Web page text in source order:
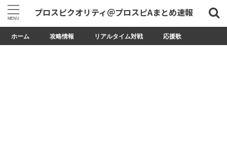
プロスピクオリティ＠プロスピAまとめ速報
ホーム 攻略情報 リアルタイム対戦 応援歌